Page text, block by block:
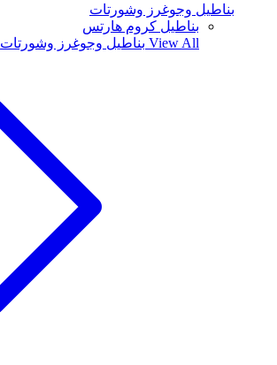
بناطيل وجوغرز وشورتات
بناطيل كروم هارتس
View All بناطيل وجوغرز وشورتات